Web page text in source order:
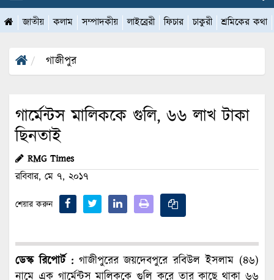
জাতীয় কলাম সম্পাদকীয় লাইব্রেরী ফিচার চাকুরী শ্রমিকের কথা
গাজীপুর
গার্মেন্টস মালিককে গুলি, ৬৬ লাখ টাকা
ছিনতাই
RMG Times
রবিবার, মে ৭, ২০১৭
শেয়ার করুন
ডেস্ক রিপোর্ট :গাজীপুরের জয়দেবপুরে রবিউল ইসলাম (৪৬)
নামে এক গার্মেন্টস মালিককে গুলি করে তার কাছে থাকা ৬৬